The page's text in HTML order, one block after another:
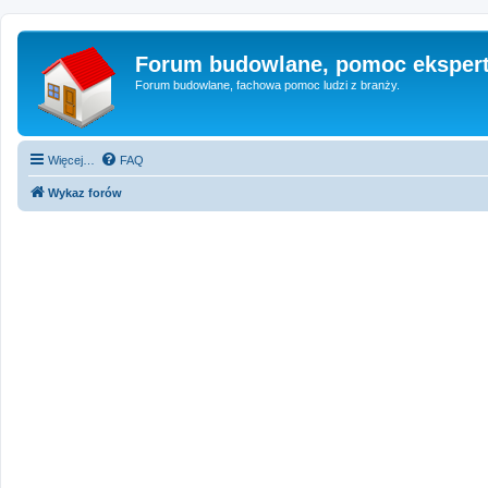
Forum budowlane, pomoc
Forum budowlane, fachowa pomoc ludzi z branży.
Więcej… FAQ
Wykaz forów